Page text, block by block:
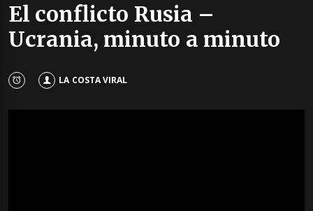
El conflicto Rusia –
Ucrania, minuto a minuto
LA COSTA VIRAL